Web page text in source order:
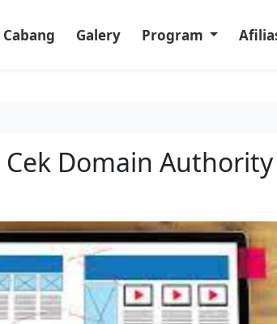
Cabang Galery Program
Cek Domain Authority